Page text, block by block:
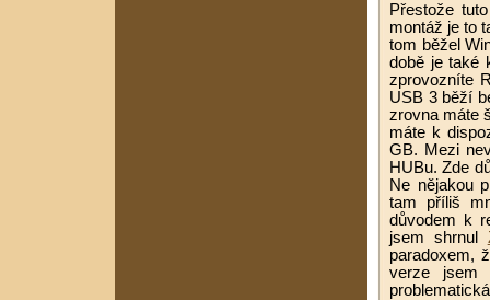
Přestože
montáž je to
tom běžel
době je také
zprovozníte
USB 3 běží
zrovna máte
máte k
GB. Mezi
HUBu. Zde
Ne nějakou
tam příliš
důvodem k
jsem shrnul
paradoxem,
verze